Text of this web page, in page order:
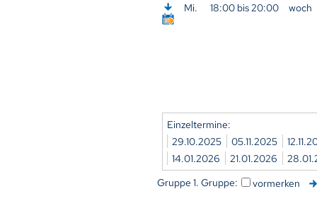
Mi. 18:00 bis 20:00 woch
Einzeltermine:
29.10.2025
05.11.2025
14.01.2026
21.01.2026
Gruppe 1. Gruppe:
vormerken